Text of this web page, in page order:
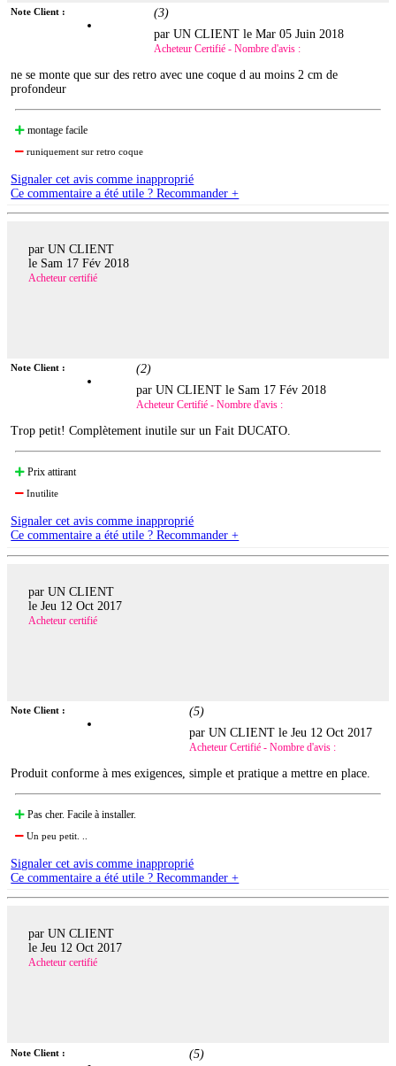
Note Client : (3)
par UN CLIENT leMar 05 Juin 2018
Acheteur Certifié - Nombre d'avis :
ne se monte que sur des retro avec une coque d au moins 2 cm de
profondeur
montage facile
runiquement sur retro coque
Signaler cet avis comme inapproprié
Ce commentaire a été utile ? Recommander +
par UN CLIENT
le Sam 17 Fév 2018
Acheteur certifié
Note Client : (2)
par UN CLIENT le Sam 17 Fév 2018
Acheteur Certifié - Nombre d'avis :
Trop petit! Complètement inutile sur un Fait DUCATO.
Prix attirant
Inutilite
Signaler cet avis comme inapproprié
Ce commentaire a été utile ? Recommander +
par UN CLIENT
le Jeu 12 Oct 2017
Acheteur certifié
Note Client : (5)
par UN CLIENT leJeu 12 Oct 2017
Acheteur Certifié - Nombre d'avis :
Produit conforme à mes exigences, simple et pratique a mettre en place.
Pas cher. Facile à installer.
Un peu petit. ..
Signaler cet avis comme inapproprié
Ce commentaire a été utile ? Recommander +
par UN CLIENT
le Jeu 12 Oct 2017
Acheteur certifié
Note Client : (5)